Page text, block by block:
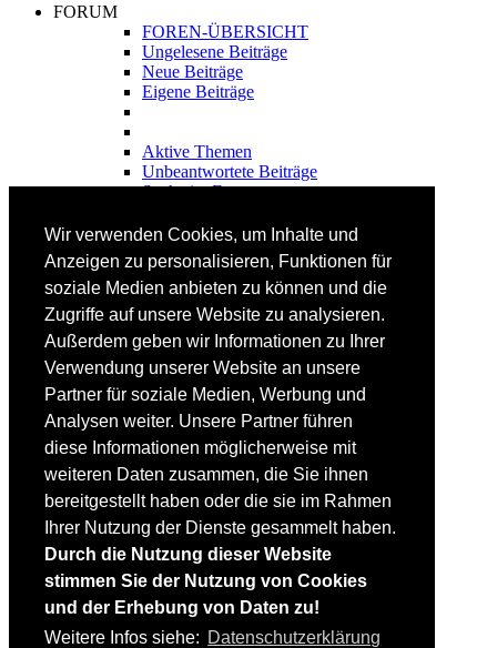
Wir verwenden Cookies, um Inhalte und
Anzeigen zu personalisieren, Funktionen für
soziale Medien anbieten zu können und die
Zugriffe auf unsere Website zu analysieren.
Außerdem geben wir Informationen zu Ihrer
Verwendung unserer Website an unsere
Partner für soziale Medien, Werbung und
Analysen weiter. Unsere Partner führen
diese Informationen möglicherweise mit
weiteren Daten zusammen, die Sie ihnen
bereitgestellt haben oder die sie im Rahmen
Ihrer Nutzung der Dienste gesammelt haben.
Durch die Nutzung dieser Website
stimmen Sie der Nutzung von Cookies
und der Erhebung von Daten zu!
Weitere Infos siehe: Datenschutzerklärung
FORUM
FOREN-ÜBERSICHT
Ungelesene Beiträge
Neue Beiträge
Eigene Beiträge
Aktive Themen
Unbeantwortete Beiträge
Suche im Forum
FAHRTECHNIK
Fortgeschrittene
Lehrplan
Videoanalyse
SKI
SKITEST
Ski-FAQ
Tipps Ski-Kauf
Ski-Typen
Skishops
EQUIPMENT
Skibekleidung
Skischuhe
Bootfitting
Skihelme
Skiservice selbst